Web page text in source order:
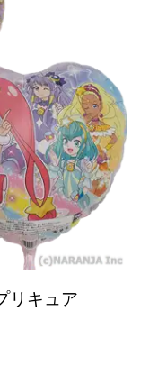
リキュア